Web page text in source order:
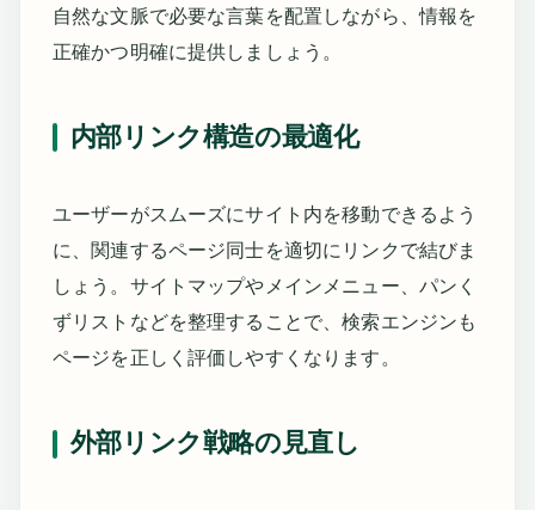
自然な文脈で必要な言葉を配置しながら、情報を
正確かつ明確に提供しましょう。
内部リンク構造の最適化
ユーザーがスムーズにサイト内を移動できるよう
に、関連するページ同士を適切にリンクで結びま
しょう。サイトマップやメインメニュー、パンく
ずリストなどを整理することで、検索エンジンも
ページを正しく評価しやすくなります。
外部リンク戦略の見直し